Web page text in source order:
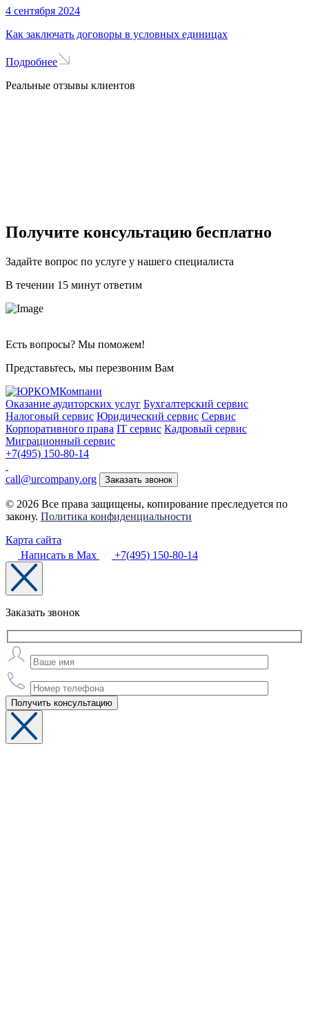
4 сентября 2024
Как заключать договоры в условных единицах
Подробнее
Реальные отзывы клиентов
Получите консультацию бесплатно
Задайте вопрос по услуге у нашего специалиста
В течении 15 минут ответим
Есть вопросы? Мы поможем!
Представьтесь, мы перезвоним Вам
Оказание аудиторских услуг Бухгалтерский сервис
Налоговый сервис Юридический сервис Сервис
Корпоративного права IT сервис Кадровый сервис
Миграционный сервис
+7(495) 150-80-14
call@urcompany.org Заказать звонок
© 2026 Все права защищены, копирование преследуется по
закону. Политика конфиденциальности
Карта сайта
Написать в Max
+7(495) 150-80-14
Заказать звонок
Получить консультацию